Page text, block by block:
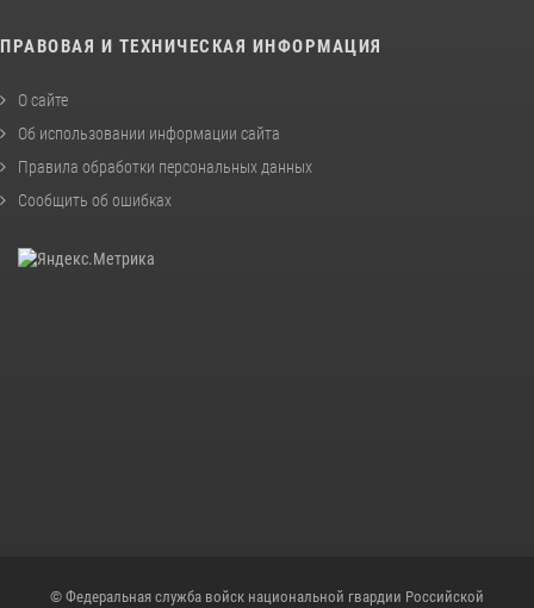
ПРАВОВАЯ И ТЕХНИЧЕСКАЯ ИНФОРМАЦИЯ
О сайте
Об использовании информации сайта
Правила обработки персональных данных
Сообщить об ошибках
© Федеральная служба войск национальной гвардии Российской